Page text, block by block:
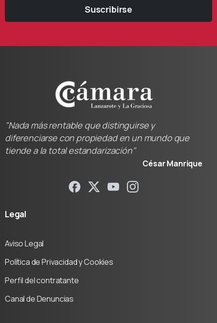
Suscribirse
"Nada más rentable que distinguirse y
diferenciarse con propiedad en un mundo que
tiende a la total estandarización"
César Manrique
Legal
Aviso Legal
Política de Privacidad y Cookies
Perfil del contratante
Canal de Denuncias